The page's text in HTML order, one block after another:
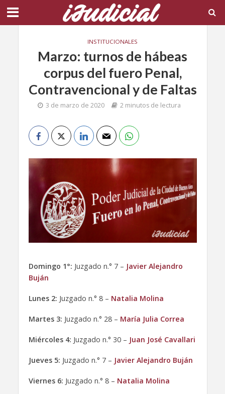
INSTITUCIONALES
Marzo: turnos de hábeas
corpus del fuero Penal,
Contravencional y de Faltas
3 de marzo de 2020 2 minutos de lectura
Domingo 1°: Juzgado n.° 7 – Javier Alejandro
Buján
Lunes 2: Juzgado n.° 8 – Natalia Molina
Martes 3: Juzgado n.° 28 – María Julia Correa
Miércoles 4: Juzgado n.° 30 – Juan José Cavallari
Jueves 5: Juzgado n.° 7 – Javier Alejandro Buján
Viernes 6: Juzgado n.° 8 – Natalia Molina